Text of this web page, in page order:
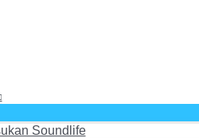
Soundlife